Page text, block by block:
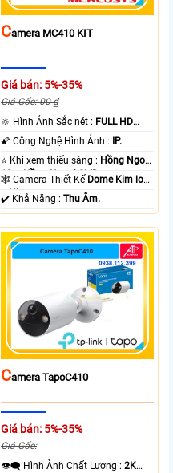
CAmera MC410 KIT
Giá bán: 5%-35%
Giá Gốc: 00 ₫
🔆 Hình Ảnh Sắc nét : FULL HD
1080P .
🌠 Công Nghệ Hình Ảnh :
IP.
⭐ Khi xem thiếu sáng : Hồng Ngoại
10m Hồng Ngoại SMD.
🕸️ Camera Thiết Kế Dome Kim loại
+ Nhựa.
️✔️ Khả Năng :Thu Âm.
CAmera TapoC410
Giá bán: 5%-35%
Giá Gốc:
👁️‍🗨 Hình Ành Chất Lượng :2K